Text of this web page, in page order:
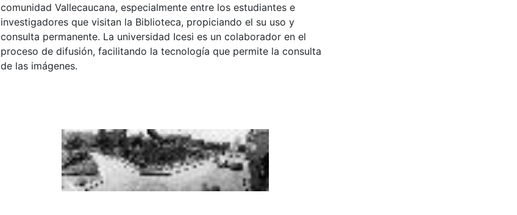
comunidad Vallecaucana, especialmente entre los estudiantes e
investigadores que visitan la Biblioteca, propiciando el su uso y
consulta permanente. La universidad Icesi es un colaborador en el
proceso de difusión, facilitando la tecnología que permite la consulta
de las imágenes.